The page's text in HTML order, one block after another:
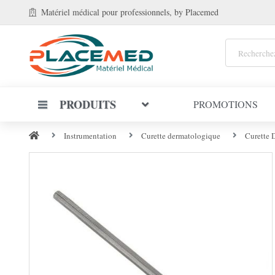
Matériel médical pour professionnels, by Placemed
PRODUITS PROMOTIONS
Instrumentation Curette dermatologique Curette